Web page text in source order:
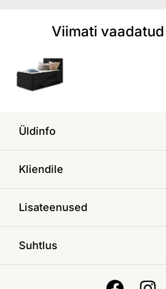
Viimati
Üldinfo
Kliendile
Lisateenused
Suhtlus